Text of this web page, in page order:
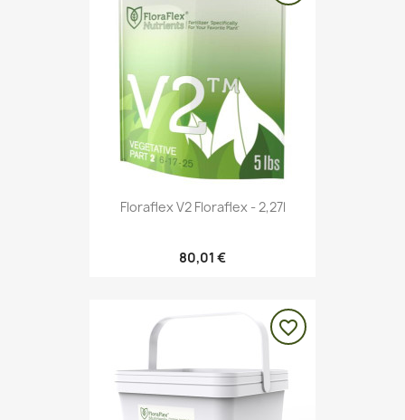
Floraflex V2 Floraflex - 2,27l
80,01 €
favorite_border